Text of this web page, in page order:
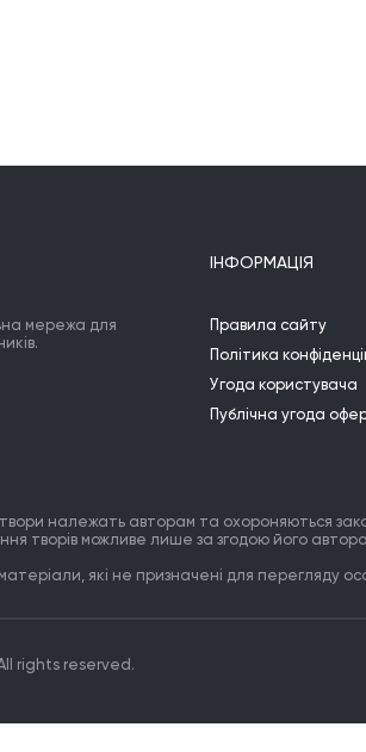
мережа для
ІНФОРМАЦІЯ
Правила сайту
Політика
Угода користувача
Публічна угода
належать авторам та охороняються
творів можливе лише за згодою його
які не призначені для перегляду
rights reserved.